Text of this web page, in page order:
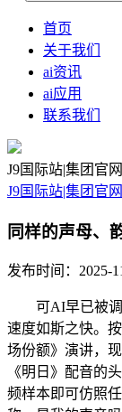
首页
关于我们
ai资讯
ai应用
联系我们
J9国际站|集团官
J9国际站|集团官网
同样的声母、
发布时间：2025-
可AI早已被调
速度如斯之快。
场份额》演讲，
《明日》配音的
频样本即可仿照